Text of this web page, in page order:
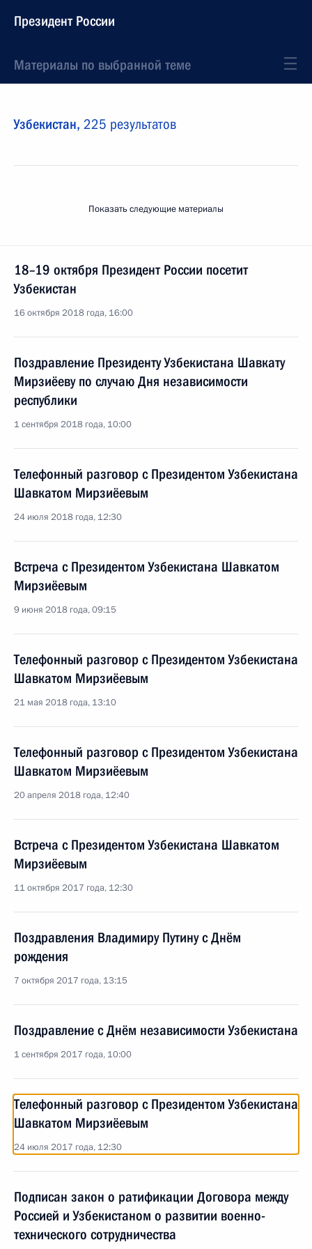
Президент России
Материалы по выбранной теме
Узбекистан, 225 результатов
Показать следующие материалы
18–19 октября Президент России посетит
Узбекистан
16 октября 2018 года, 16:00
Поздравление Президенту Узбекистана Шавкату
Мирзиёеву по случаю Дня независимости
республики
1 сентября 2018 года, 10:00
Телефонный разговор с Президентом Узбекистана
Шавкатом Мирзиёевым
24 июля 2018 года, 12:30
Встреча с Президентом Узбекистана Шавкатом
Мирзиёевым
9 июня 2018 года, 09:15
Телефонный разговор с Президентом Узбекистана
Шавкатом Мирзиёевым
21 мая 2018 года, 13:10
Телефонный разговор с Президентом Узбекистана
Шавкатом Мирзиёевым
20 апреля 2018 года, 12:40
Встреча с Президентом Узбекистана Шавкатом
Мирзиёевым
11 октября 2017 года, 12:30
Поздравления Владимиру Путину с Днём
рождения
7 октября 2017 года, 13:15
Поздравление с Днём независимости Узбекистана
1 сентября 2017 года, 10:00
Телефонный разговор с Президентом Узбекистана
Шавкатом Мирзиёевым
24 июля 2017 года, 12:30
Подписан закон о ратификации Договора между
Россией и Узбекистаном о развитии военно-
технического сотрудничества